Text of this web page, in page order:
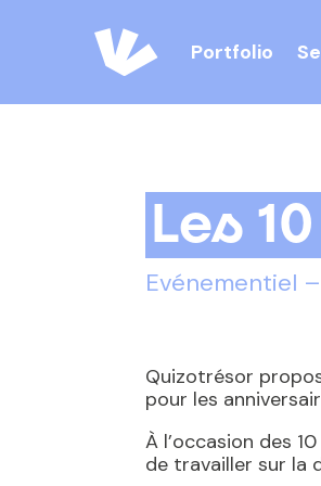
Portfolio
Les
Evénementiel
Quizotrésor
pour les
À l’occasion des
de travailler sur la